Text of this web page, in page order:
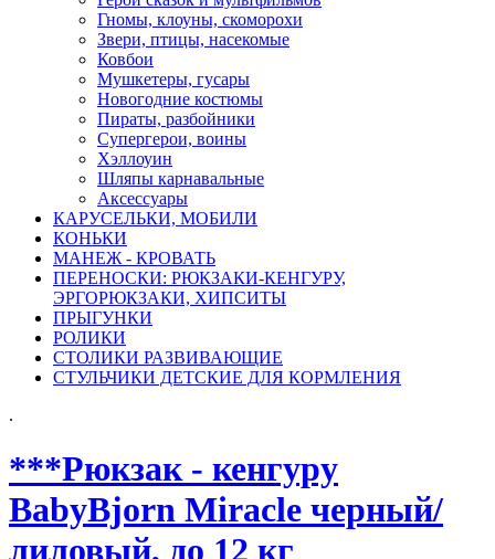
Гномы, клоуны, скоморохи
Звери, птицы, насекомые
Ковбои
Мушкетеры, гусары
Новогодние костюмы
Пираты, разбойники
Супергерои, воины
Хэллоуин
Шляпы карнавальные
Аксессуары
КАРУСЕЛЬКИ, МОБИЛИ
КОНЬКИ
МАНЕЖ - КРОВАТЬ
ПЕРЕНОСКИ: РЮКЗАКИ-КЕНГУРУ,
ЭРГОРЮКЗАКИ, ХИПСИТЫ
ПРЫГУНКИ
РОЛИКИ
СТОЛИКИ РАЗВИВАЮЩИЕ
СТУЛЬЧИКИ ДЕТСКИЕ ДЛЯ КОРМЛЕНИЯ
.
***Рюкзак - кенгуру
BabyBjorn Miracle черный/
лиловый, до 12 кг